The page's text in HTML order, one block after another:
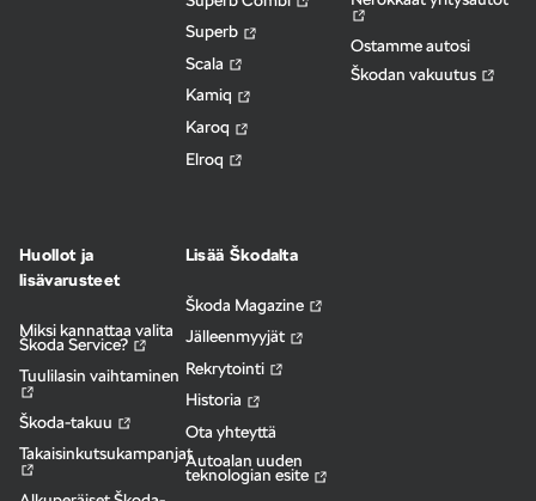
Superb
Scala
Kamiq
Karoq
Elroq
Ostamme autosi
Škodan vakuutus
Huollot ja
lisävarusteet
Miksi kannattaa valita
Škoda Service?
Tuulilasin vaihtaminen
Škoda-takuu
Takaisinkutsukampanjat
Lisää Škodalta
Škoda Magazine
Jälleenmyyjät
Rekrytointi
Historia
Ota yhteyttä
Autoalan uuden
teknologian esite